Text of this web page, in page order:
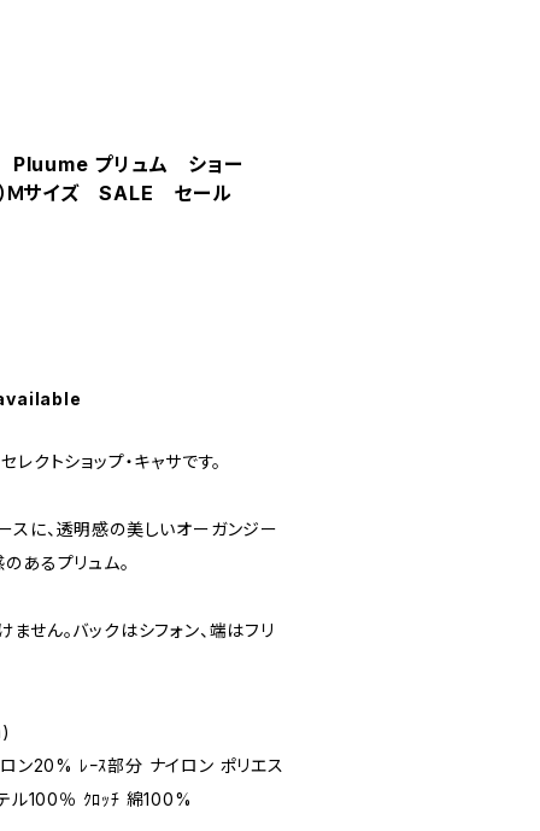
プリュム ショー
Ｍサイズ SALE セール
クトショップ・キャサです。
スに、透明感の美しいオーガンジー
あるプリュム。
せん。バックはシフォン、端はフリ
ン20% ﾚｰｽ部分 ナイロン ポリエス
ル100％ ｸﾛｯﾁ 綿100%